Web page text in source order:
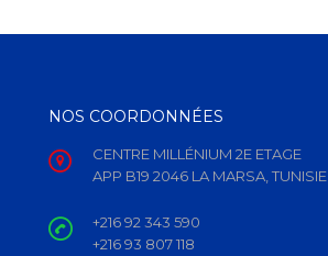
NOS COORDONNÉES
CENTRE MILLÉNIUM 2E ETAGE
APP B19 2046 LA MARSA, TUNISIE
+216 92 343 590
+216 93 807 118